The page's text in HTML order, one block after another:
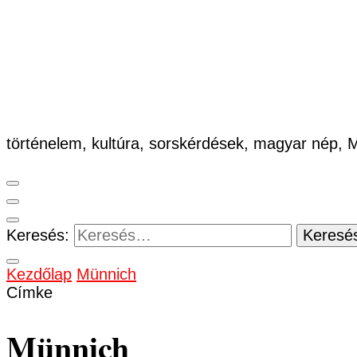
történelem, kultúra, sorskérdések, magyar nép,
Keresés:
Kezdőlap Münnich
Címke
Münnich